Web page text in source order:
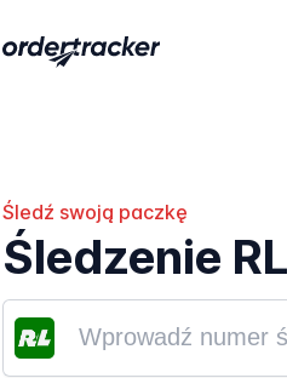
Śledź swoją paczkę
Śledzenie